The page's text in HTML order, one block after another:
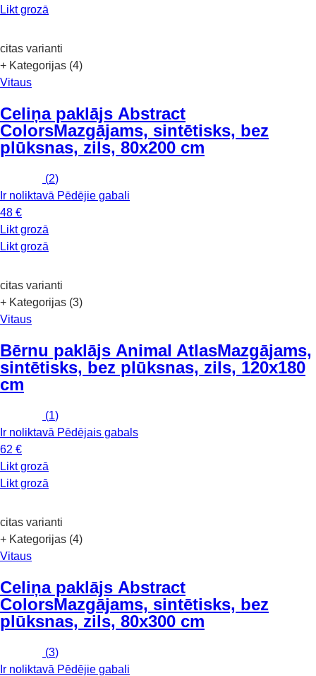
Likt grozā
citas varianti
+ Kategorijas (4)
Vitaus
Celiņa paklājs Abstract
ColorsMazgājams, sintētisks, bez
plūksnas, zils, 80x200 cm
(2)
Ir noliktavā Pēdējie gabali
48 €
Likt grozā
Likt grozā
citas varianti
+ Kategorijas (3)
Vitaus
Bērnu paklājs Animal AtlasMazgājams,
sintētisks, bez plūksnas, zils, 120x180
cm
(1)
Ir noliktavā Pēdējais gabals
62 €
Likt grozā
Likt grozā
citas varianti
+ Kategorijas (4)
Vitaus
Celiņa paklājs Abstract
ColorsMazgājams, sintētisks, bez
plūksnas, zils, 80x300 cm
(3)
Ir noliktavā Pēdējie gabali